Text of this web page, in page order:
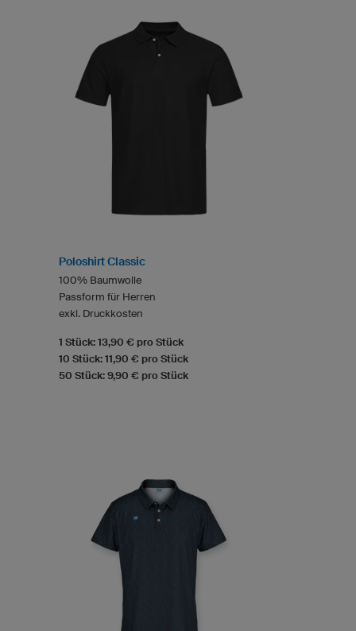
Poloshirt Classic
100% Baumwolle
Passform für Herren
exkl. Druckkosten
1 Stück: 13,90 € pro Stück
10 Stück: 11,90 € pro Stück
50 Stück: 9,90 € pro Stück